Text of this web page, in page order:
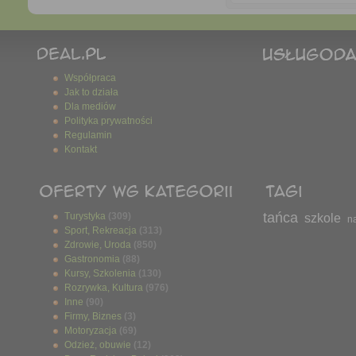
Współpraca
Jak to działa
Dla mediów
Polityka prywatności
Regulamin
Kontakt
Turystyka (309)
Sport, Rekreacja (313)
Zdrowie, Uroda (850)
Gastronomia (88)
Kursy, Szkolenia (130)
Rozrywka, Kultura (976)
Inne (90)
Firmy, Biznes (3)
Motoryzacja (69)
Odzież, obuwie (12)
tańca szkole